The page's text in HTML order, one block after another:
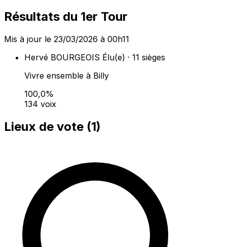
Résultats du 1er Tour
Mis à jour le 23/03/2026 à 00h11
Hervé BOURGEOIS Élu(e) · 11 sièges
Vivre ensemble à Billy
100,0%
134 voix
Lieux de vote (1)